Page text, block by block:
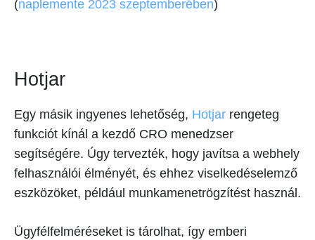
(naplemente 2023 szeptemberében)
Hotjar
Egy másik ingyenes lehetőség, Hotjar rengeteg
funkciót kínál a kezdő CRO menedzser
segítségére. Úgy tervezték, hogy javítsa a webhely
felhasználói élményét, és ehhez viselkedéselemző
eszközöket, például munkamenetrögzítést használ.
Ügyfélfelméréseket is tárolhat, így emberi